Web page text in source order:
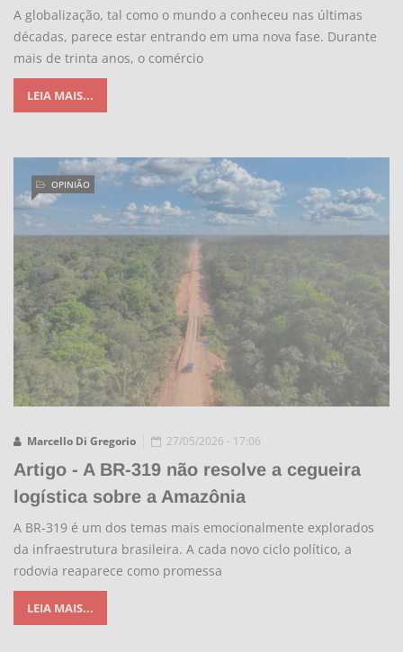
A globalização, tal como o mundo a conheceu nas últimas
décadas, parece estar entrando em uma nova fase. Durante
mais de trinta anos, o comércio
LEIA MAIS...
Marcello Di Gregorio
OPINIÃO
27/05/2026 - 17:06
Artigo - A BR-319 não resolve a cegueira
logística sobre a Amazônia
A BR-319 é um dos temas mais emocionalmente explorados
da infraestrutura brasileira. A cada novo ciclo político, a
rodovia reaparece como promessa
LEIA MAIS...